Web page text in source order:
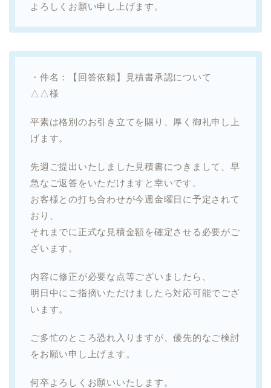
よろしくお願い申し上げます。
・件名：【回答依頼】見積書承認について
△△様
平素は格別のお引き立てを賜り、厚く御礼申し上
げます。
先週ご提出いたしました見積書につきまして、早
急なご返答をいただけますと幸いです。
お客様との打ち合わせが今週金曜日に予定されて
おり、
それまでに正式な見積金額を確定させる必要がご
ざいます。
内容に修正が必要な点等ございましたら、
明日中にご指摘いただけましたら対応可能でござ
います。
ご多忙のところ恐れ入りますが、優先的なご検討
をお願い申し上げます。
何卒よろしくお願いいたします。